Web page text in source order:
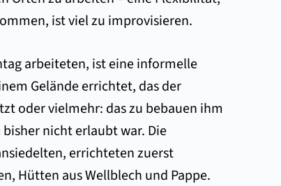
ist viel zu improvisieren.
arbeiteten, ist eine informelle
Gelände errichtet, das der
oder vielmehr: das zu bebauen ihm
nicht erlaubt war. Die
errichteten zuerst
Hütten aus Wellblech und Pappe.